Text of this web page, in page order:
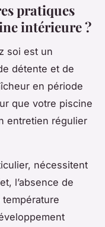
pratiques
intérieure ?
soi est un
détente et de
en période
que votre piscine
entretien régulier
nécessitent
l’absence de